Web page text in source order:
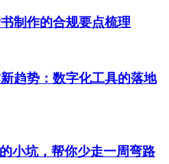
制作的合规要点梳理
趋势：数字化工具的落地
小坑，帮你少走一周弯路